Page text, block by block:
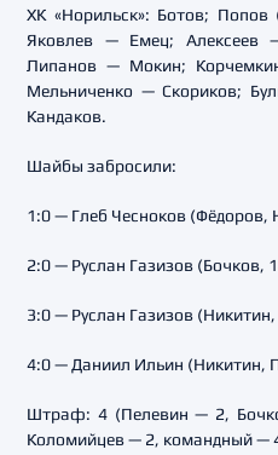
ХК «Норильск»: Ботов;
Яковлев — Емец; Алексеев
Липанов — Мокин;
Мельниченко — Скориков;
Кандаков.
Шайбы забросили:
1:0 — Глеб Чесноков (Фёдоров,
2:0 — Руслан Газизов (Бочков,
3:0 — Руслан Газизов
4:0 — Даниил Ильин (Никитин,
Штраф: 4 (Пелевин — 2,
Коломийцев — 2, командный —